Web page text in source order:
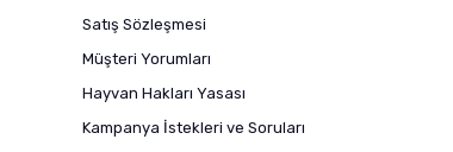
Satış Sözleşmesi
Müşteri Yorumları
Hayvan Hakları Yasası
Kampanya İstekleri ve Soruları